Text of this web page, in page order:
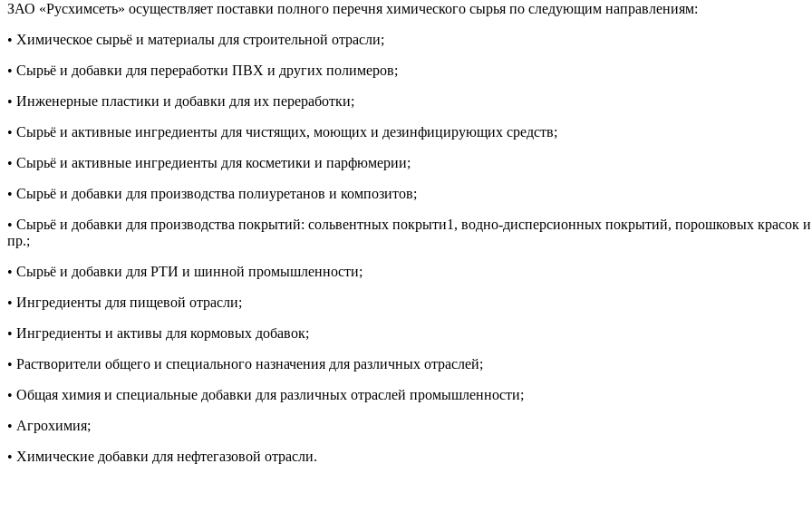
ЗАО «Русхимсеть» осуществляет поставки полного перечня химического сырья по следующим направлениям:
• Химическое сырьё и материалы для строительной отрасли;
• Сырьё и добавки для переработки ПВХ и других полимеров;
• Инженерные пластики и добавки для их переработки;
• Сырьё и активные ингредиенты для чистящих, моющих и дезинфицирующих средств;
• Сырьё и активные ингредиенты для косметики и парфюмерии;
• Сырьё и добавки для производства полиуретанов и композитов;
• Сырьё и добавки для производства покрытий: сольвентных покрыти1, водно-дисперсионных покрытий, порошковых красок и
пр.;
• Сырьё и добавки для РТИ и шинной промышленности;
• Ингредиенты для пищевой отрасли;
• Ингредиенты и активы для кормовых добавок;
• Растворители общего и специального назначения для различных отраслей;
• Общая химия и специальные добавки для различных отраслей промышленности;
• Агрохимия;
• Химические добавки для нефтегазовой отрасли.